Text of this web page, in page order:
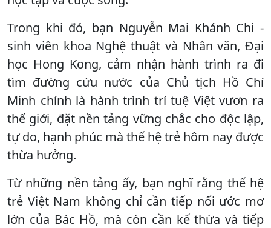
Trong khi đó, bạn Nguyễn Mai Khánh Chi -
sinh viên khoa Nghệ thuật và Nhân văn, Đại
học Hong Kong, cảm nhận hành trình ra đi
tìm đường cứu nước của Chủ tịch Hồ Chí
Minh chính là hành trình trí tuệ Việt vươn ra
thế giới, đặt nền tảng vững chắc cho độc lập,
tự do, hạnh phúc mà thế hệ trẻ hôm nay được
thừa hưởng.
Từ những nền tảng ấy, bạn nghĩ rằng thế hệ
trẻ Việt Nam không chỉ cần tiếp nối ước mơ
lớn của Bác Hồ, mà còn cần kế thừa và tiếp